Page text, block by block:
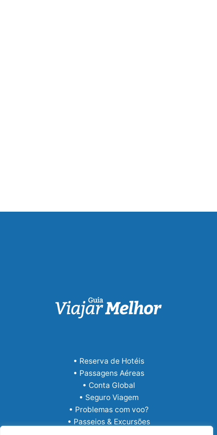
• Reserva de Hotéis
• Passagens Aéreas
• Conta Global
• Seguro Viagem
• Problemas com voo?
• Passeios & Excursões